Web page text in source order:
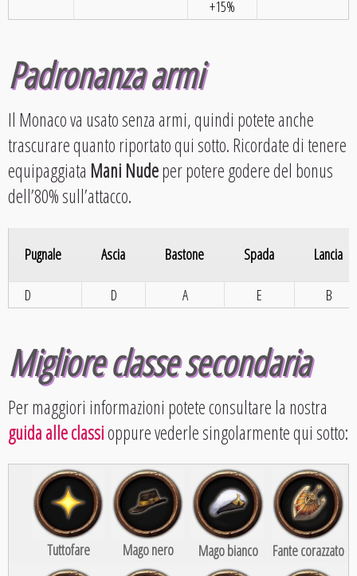
+15%
Padronanza armi
Il Monaco va usato senza armi, quindi potete anche
trascurare quanto riportato qui sotto. Ricordate di tenere
equipaggiata Mani Nudeper potere godere del bonus
dell’80% sull’attacco.
Pugnale Ascia Bastone Spada Lancia
D D A E B
Migliore classe secondaria
Per maggiori informazioni potete consultare la nostra
guida alle classioppure vederle singolarmente qui sotto:
Tuttofare Mago nero Mago bianco Fante corazzato